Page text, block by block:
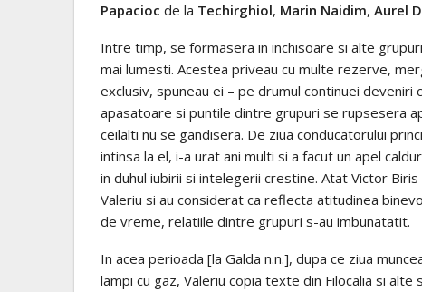
Papacioc de la Techirghiol, Marin Naidim, Aurel
Intre timp, se formasera in inchisoare si alte
mai lumesti. Acestea priveau cu multe rezerve,
exclusiv, spuneau ei – pe drumul continuei
apasatoare si puntile dintre grupuri se rupsesera
ceilalti nu se gandisera. De ziua conducatorului
intinsa la el, i-a urat ani multi si a facut un apel
in duhul iubirii si intelegerii crestine. Atat Victor
Valeriu si au considerat ca reflecta atitudinea
de vreme, relatiile dintre grupuri s-au imbunatatit.
In acea perioada [la Galda n.n.], dupa ce ziua
lampi cu gaz, Valeriu copia texte din Filocalia si